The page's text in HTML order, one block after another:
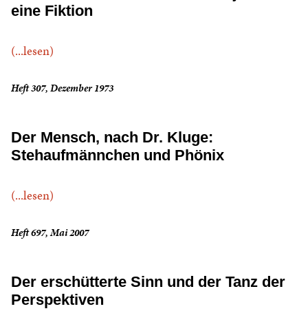
eine Fiktion
(...lesen)
Heft 307, Dezember 1973
Der Mensch, nach Dr. Kluge:
Stehaufmännchen und Phönix
(...lesen)
Heft 697, Mai 2007
Der erschütterte Sinn und der Tanz der
Perspektiven